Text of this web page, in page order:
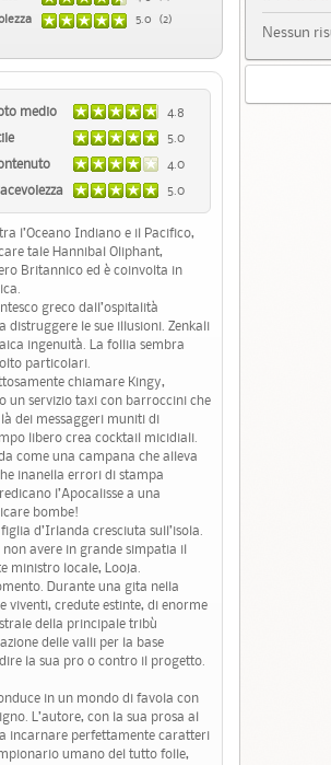
5.0 (2)
medio
4.8
5.0
4.0
5.0
l’Oceano Indiano e il Pacifico,
tale Hannibal Oliphant,
Britannico ed è coinvolta in
greco dall’ospitalità
distruggere le sue illusioni. Zenkali
ingenuità. La follia sembra
particolari.
chiamare Kingy,
un servizio taxi con barroccini che
dei messaggeri muniti di
libero crea cocktail micidiali.
come una campana che alleva
inanella errori di stampa
l’Apocalisse a una
bombe!
d’Irlanda cresciuta sull’isola.
avere in grande simpatia il
ministro locale, Looja.
Durante una gita nella
viventi, credute estinte, di enorme
della principale tribù
delle valli per la base
la sua pro o contro il progetto.
in un mondo di favola con
L’autore, con la sua prosa al
incarnare perfettamente caratteri
umano del tutto folle,
Nessun